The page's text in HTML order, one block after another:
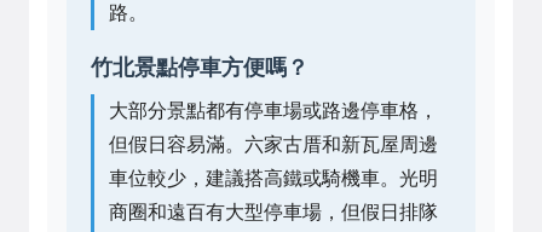
路。
竹北景點停車方便嗎？
大部分景點都有停車場或路邊停車格，
但假日容易滿。六家古厝和新瓦屋周邊
車位較少，建議搭高鐵或騎機車。光明
商圈和遠百有大型停車場，但假日排隊